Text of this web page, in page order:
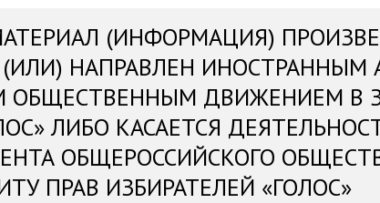
(ИНФОРМАЦИЯ)
(ИЛИ) НАПРАВЛЕН ИНОСТРАННЫМ
ОБЩЕСТВЕННЫМ ДВИЖЕНИЕМ В
ЛИБО КАСАЕТСЯ
ОБЩЕРОССИЙСКОГО
ПРАВ ИЗБИРАТЕЛЕЙ «ГОЛОС»